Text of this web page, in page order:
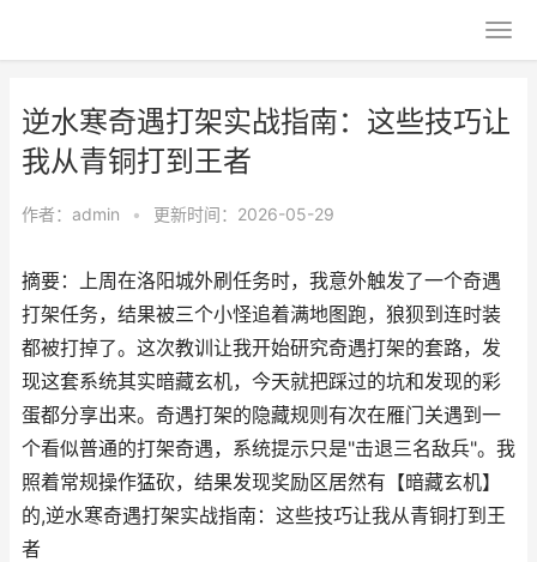
逆水寒奇遇打架实战指南：这些技巧让
我从青铜打到王者
作者： admin • 更新时间：2026-05-29
摘要：上周在洛阳城外刷任务时，我意外触发了一个奇遇
打架任务，结果被三个小怪追着满地图跑，狼狈到连时装
都被打掉了。这次教训让我开始研究奇遇打架的套路，发
现这套系统其实暗藏玄机，今天就把踩过的坑和发现的彩
蛋都分享出来。奇遇打架的隐藏规则有次在雁门关遇到一
个看似普通的打架奇遇，系统提示只是"击退三名敌兵"。我
照着常规操作猛砍，结果发现奖励区居然有【暗藏玄机】
的,逆水寒奇遇打架实战指南：这些技巧让我从青铜打到王
者